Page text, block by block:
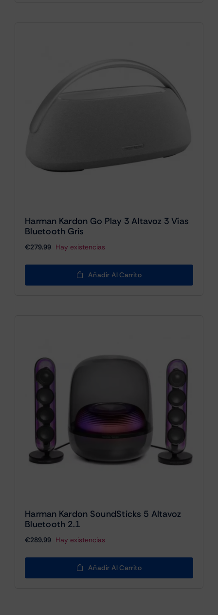
Harman Kardon Go Play 3 Altavoz 3 Vías
Bluetooth Gris
€279.99 Hay existencias
Añadir Al Carrito
Harman Kardon SoundSticks 5 Altavoz
Bluetooth 2.1
€289.99 Hay existencias
Añadir Al Carrito